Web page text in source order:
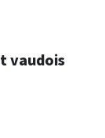
vaudois